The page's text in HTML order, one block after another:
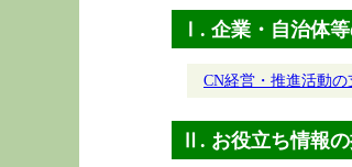
Ⅰ. 企業・自治体
CN経営・推進活動の
Ⅱ. お役立ち情報